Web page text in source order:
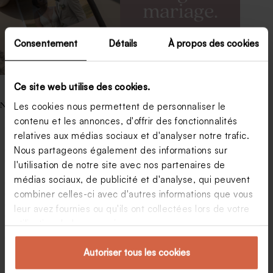
Consentement Détails À propos des cookies
Ce site web utilise des cookies.
Les cookies nous permettent de personnaliser le
contenu et les annonces, d'offrir des fonctionnalités
relatives aux médias sociaux et d'analyser notre trafic.
Nous partageons également des informations sur
l'utilisation de notre site avec nos partenaires de
médias sociaux, de publicité et d'analyse, qui peuvent
combiner celles-ci avec d'autres informations que vous
leur avez fournies ou qu'ils ont collectées lors de votre
utilisation de leurs services.
Autoriser tous les cookies
Nos articles les plus lus.
Dress code soirée : organiser une soirée à thème.
50 ans de mariage noce d’or : 5 manières originales de les
fêter.
Quel texte pour accompagner de l’argent à un mariage ?
Affaire pour bébé : liste des choses à prévoir avant son
arrivée.
Anniversaire 1 an : comment organiser une fête ?
Nos 5 influenceuses maman préférées.
10 ans de mariage, une belle occasion de faire la fête.
Partir en camping avec bébé : bonne ou mauvaise idée ?
Quelle boisson choisir pour votre vin d’honneur.
Trouver une idée de fête anniversaire originale oui, mais